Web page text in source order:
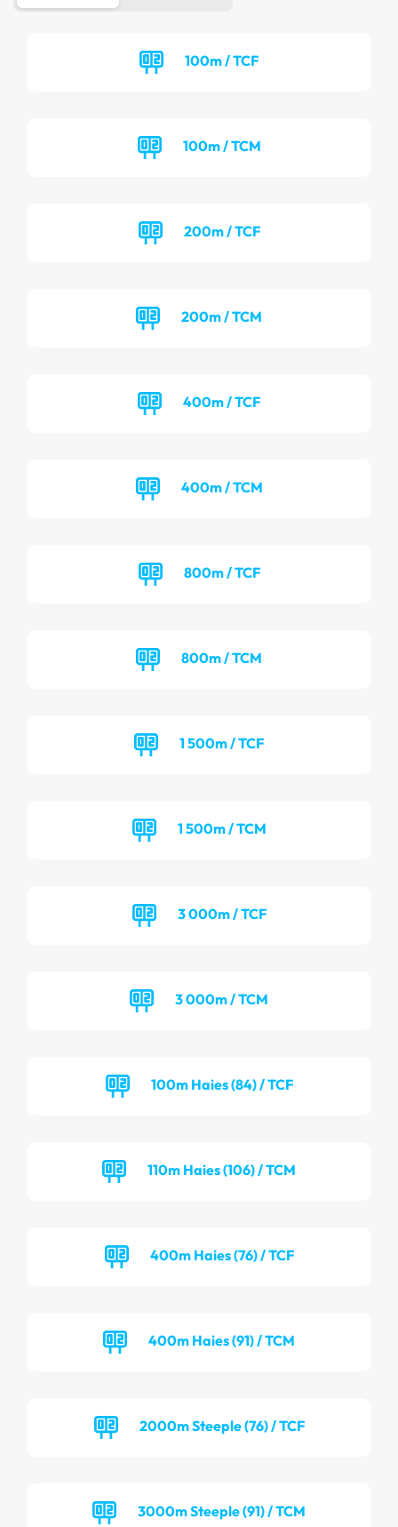
100m / TCF
100m / TCM
200m / TCF
200m / TCM
400m / TCF
400m / TCM
800m / TCF
800m / TCM
1 500m / TCF
1 500m / TCM
3 000m / TCF
3 000m / TCM
100m Haies (84) / TCF
110m Haies (106) / TCM
400m Haies (76) / TCF
400m Haies (91) / TCM
2000m Steeple (76) / TCF
3000m Steeple (91) / TCM